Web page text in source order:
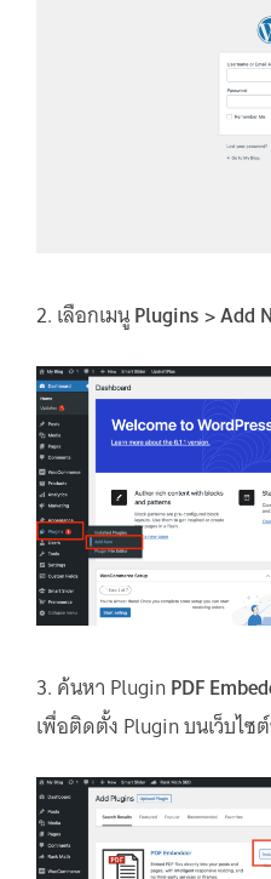
2. เลือกเมนูPlugins > Add
3. ค้นหา PluginPDF
เพื่อติดตั้ง Plugin บนเว็บไซต์